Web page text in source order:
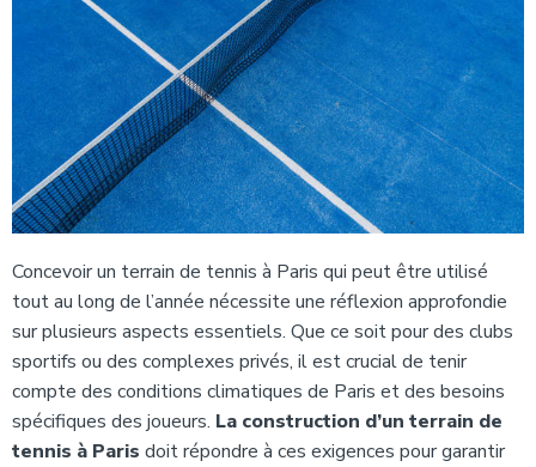
Concevoir un terrain de tennis à Paris qui peut être utilisé
tout au long de l’année nécessite une réflexion approfondie
sur plusieurs aspects essentiels. Que ce soit pour des clubs
sportifs ou des complexes privés, il est crucial de tenir
compte des conditions climatiques de Paris et des besoins
spécifiques des joueurs. La construction d’un terrain de
tennis à Paris doit répondre à ces exigences pour garantir